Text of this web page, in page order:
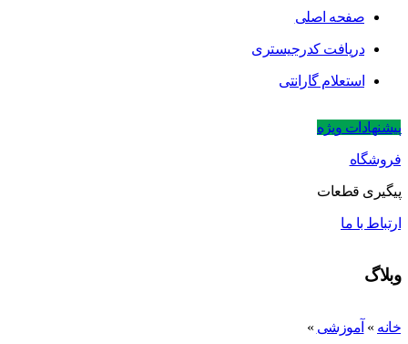
صفحه اصلی
دریافت کدرجیستری
استعلام گارانتی
پیشنهادات ویژه
فروشگاه
پیگیری قطعات
ارتباط با ما
وبلاگ
خانه » آموزشی »